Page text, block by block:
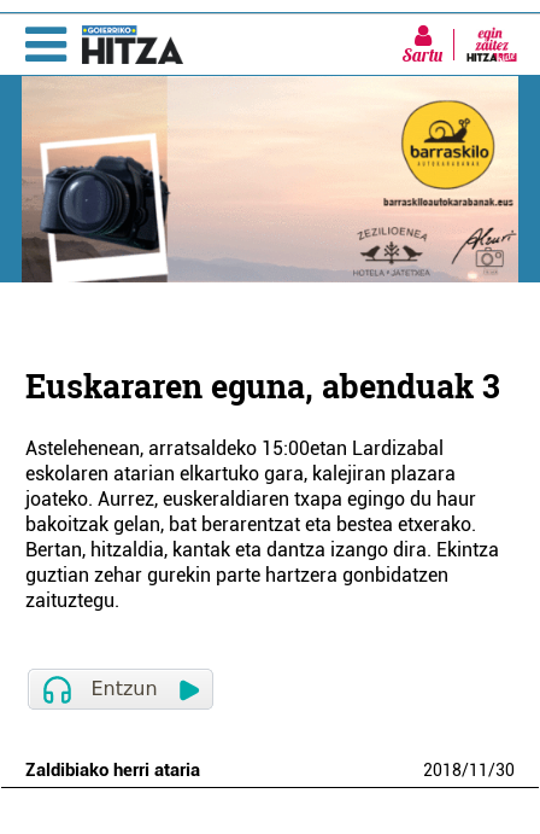
Sartu
Euskararen eguna, abenduak 3
Astelehenean, arratsaldeko 15:00etan Lardizabal
eskolaren atarian elkartuko gara, kalejiran plazara
joateko. Aurrez, euskeraldiaren txapa egingo du haur
bakoitzak gelan, bat berarentzat eta bestea etxerako.
Bertan, hitzaldia, kantak eta dantza izango dira. Ekintza
guztian zehar gurekin parte hartzera gonbidatzen
zaituztegu.
Zaldibiako herri ataria 2018/11/30